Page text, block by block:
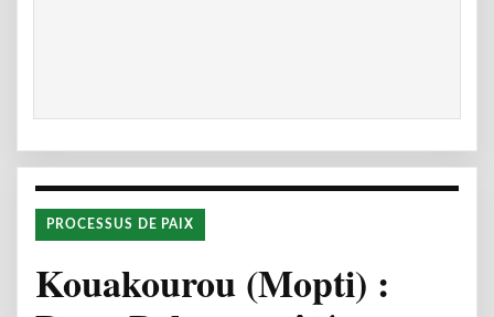
PROCESSUS DE PAIX
Kouakourou (Mopti) :